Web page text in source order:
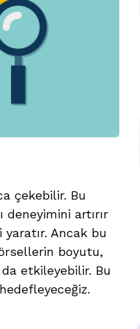
çekebilir. Bu
deneyimini artırır
Ancak bu
boyutu,
etkileyebilir. Bu